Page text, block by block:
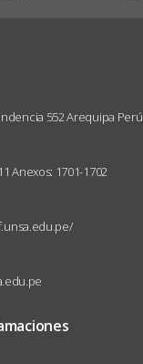
552 Arequipa Perú
Anexos: 1701-1702